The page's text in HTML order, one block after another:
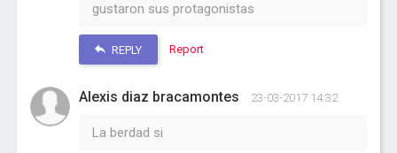
gustaron sus protagonistas
REPLY Report
Alexis diaz bracamontes 23-03-2017 14:32
La berdad si